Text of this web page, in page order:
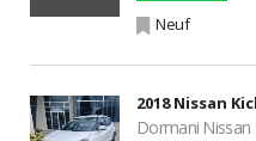
Neuf
2018 Nissan
Dormani Nissan